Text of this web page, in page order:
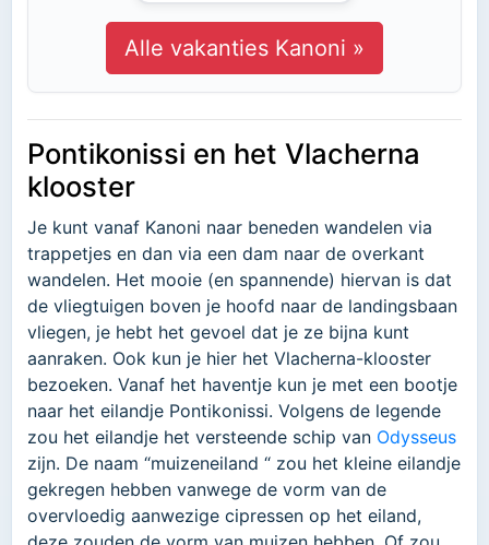
Alle vakanties Kanoni »
Pontikonissi en het Vlacherna
klooster
Je kunt vanaf Kanoni naar beneden wandelen via
trappetjes en dan via een dam naar de overkant
wandelen. Het mooie (en spannende) hiervan is dat
de vliegtuigen boven je hoofd naar de landingsbaan
vliegen, je hebt het gevoel dat je ze bijna kunt
aanraken. Ook kun je hier het Vlacherna-klooster
bezoeken. Vanaf het haventje kun je met een bootje
naar het eilandje Pontikonissi. Volgens de legende
zou het eilandje het versteende schip van Odysseus
zijn. De naam “muizeneiland “ zou het kleine eilandje
gekregen hebben vanwege de vorm van de
overvloedig aanwezige cipressen op het eiland,